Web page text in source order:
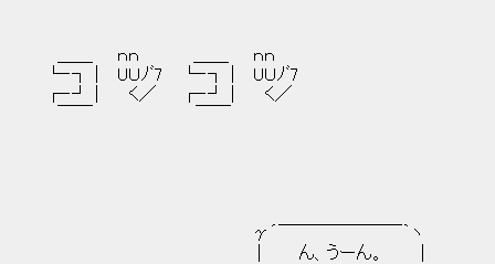
＿＿ ｎｎ ＿＿ ｎｎ
└‐┐ | UＵﾉﾞ7 └‐┐ | UＵﾉﾞ7
┌‐┘ | く／ ┌‐┘ | く／
γ´￣￣￣￣￣￣￣｀ヽ
| ん、うーん。 |